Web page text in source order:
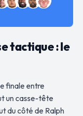
tactique : le
finale entre
un casse-tête
du côté de Ralph